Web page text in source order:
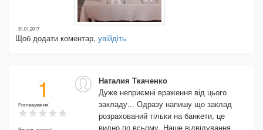
31.01.2017
Щоб додати коментар, увійдіть
1
Розташування:
Наталия Ткаченко
Дуже неприємні враження від цього
закладу... Одразу напишу що заклад
розрахований тільки на банкети, це
видно по всьому. Наше відвідування